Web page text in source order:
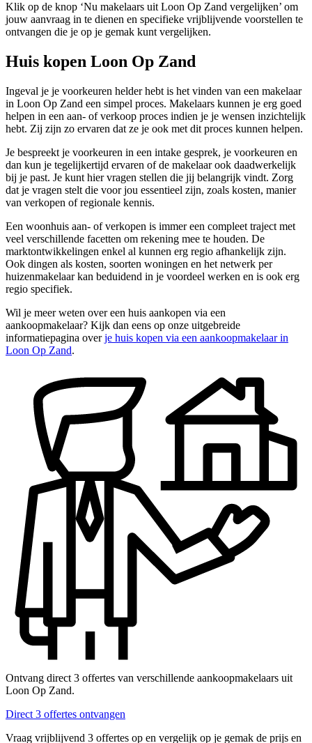
Klik op de knop ‘Nu makelaars uit Loon Op Zand vergelijken’ om
jouw aanvraag in te dienen en specifieke vrijblijvende voorstellen te
ontvangen die je op je gemak kunt vergelijken.
Huis kopen Loon Op Zand
Ingeval je je voorkeuren helder hebt is het vinden van een makelaar
in Loon Op Zand een simpel proces. Makelaars kunnen je erg goed
helpen in een aan- of verkoop proces indien je je wensen inzichtelijk
hebt. Zij zijn zo ervaren dat ze je ook met dit proces kunnen helpen.
Je bespreekt je voorkeuren in een intake gesprek, je voorkeuren en
dan kun je tegelijkertijd ervaren of de makelaar ook daadwerkelijk
bij je past. Je kunt hier vragen stellen die jij belangrijk vindt. Zorg
dat je vragen stelt die voor jou essentieel zijn, zoals kosten, manier
van verkopen of regionale kennis.
Een woonhuis aan- of verkopen is immer een compleet traject met
veel verschillende facetten om rekening mee te houden. De
marktontwikkelingen enkel al kunnen erg regio afhankelijk zijn.
Ook dingen als kosten, soorten woningen en het netwerk per
huizenmakelaar kan beduidend in je voordeel werken en is ook erg
regio specifiek.
Wil je meer weten over een huis aankopen via een
aankoopmakelaar? Kijk dan eens op onze uitgebreide
informatiepagina overje huis kopen via een aankoopmakelaar in
Loon Op Zand.
Ontvang direct 3 offertes van verschillende aankoopmakelaars uit
Loon Op Zand.
Direct 3 offertes ontvangen
Vraag vrijblijvend 3 offertes op en vergelijk op je gemak de prijs en